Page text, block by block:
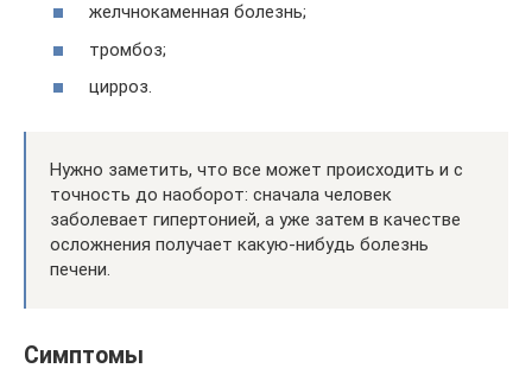
желчнокаменная болезнь;
тромбоз;
цирроз.
Нужно заметить, что все может происходить и с
точность до наоборот: сначала человек
заболевает гипертонией, а уже затем в качестве
осложнения получает какую-нибудь болезнь
печени.
Симптомы